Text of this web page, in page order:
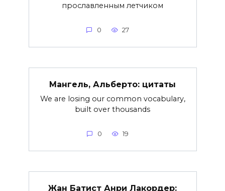
прославленным летчиком
0 27
Мангель, Альберто: цитаты
We are losing our common vocabulary,
built over thousands
0 19
Жан Батист Анри Лакордер: